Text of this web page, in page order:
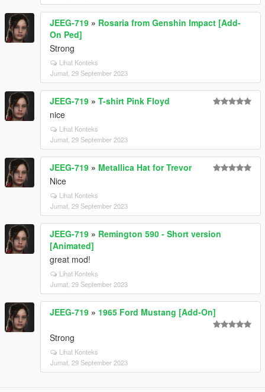
JEEG-719 » Rosaria from Genshin Impact [Add-
On Ped]
Strong
Lihat Konteks
Jumat, 29 September 2023
JEEG-719 » T-shirt Pink Floyd
nice
Lihat Konteks
Jumat, 29 September 2023
JEEG-719 » Metallica Hat for Trevor
Nice
Lihat Konteks
Jumat, 29 September 2023
JEEG-719 » Remington 590 - Short version
[Animated]
great mod!
Lihat Konteks
Jumat, 29 September 2023
JEEG-719 » 1965 Ford Mustang [Add-On]
Strong
Lihat Konteks
Jumat, 29 September 2023